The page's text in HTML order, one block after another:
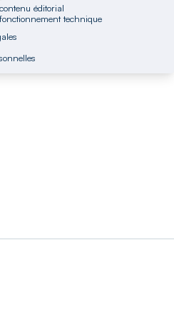
éditorial
technique